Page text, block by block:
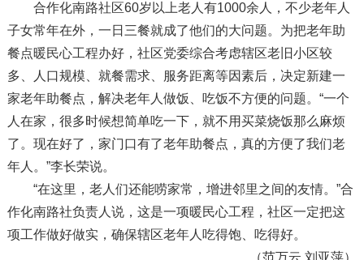
合作化南路社区60岁以上老人有1000余人，不少老年人
子女常年在外，一日三餐就成了他们的大问题。为把老年助
餐点暖民心工程办好，社区党委综合考虑辖区老旧小区较
多、人口规模、就餐需求、服务距离等因素后，决定新建一
家老年助餐点，解决老年人做饭、吃饭不方便的问题。“一个
人在家，很多时候想简单吃一下，就不用买菜烧饭那么麻烦
了。现在好了，家门口有了老年助餐点，真的方便了我们老
年人。”李长荣说。
“在这里，老人们还能唠家常，增进邻里之间的友情。”合
作化南路社负责人说，这是一项暖民心工程，社区一定把这
项工作做好做实，确保辖区老年人吃得饱、吃得好。